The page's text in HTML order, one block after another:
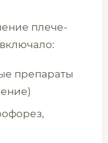
плече-
препараты